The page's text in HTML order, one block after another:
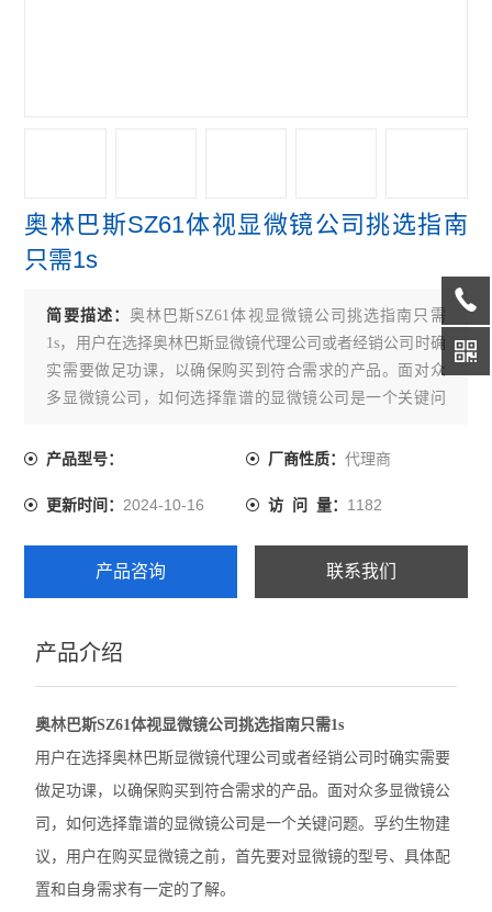
奥林巴斯BX51荧光显微镜
奥林巴斯CKX31倒置显微镜
奥林巴斯CKX41倒置显微镜
Leica徕卡S9 E体视显微镜
尼康SMZ1270体视显微镜
奥林巴斯GX53倒置显微镜
奥林巴斯CX22生物显微镜
Leica徕卡A60 F体视显微镜
Leica徕卡M165 C体视显微镜
Leica徕卡M50体视显微镜
奥林巴斯BX63生物显微镜
徕卡M125 C体视显微镜
奥林巴斯SZ61体视显微镜公司挑选指南
只需1s
简要描述： 奥林巴斯SZ61体视显微镜公司挑选指南只需
1s，用户在选择奥林巴斯显微镜代理公司或者经销公司时确
实需要做足功课，以确保购买到符合需求的产品。面对众
多显微镜公司，如何选择靠谱的显微镜公司是一个关键问
微镜的型号、具体配置和自身需求有一定的了解。
产品型号： 厂商性质： 代理商
更新时间：2024-10-16 访 问 量： 1182
产品咨询 联系我们
产品介绍
奥林巴斯SZ61体视显微镜公司挑选指南只需1s
用户在选择奥林巴斯显微镜代理公司或者经销公司时确实需要
做足功课，以确保购买到符合需求的产品。面对众多显微镜公
司，如何选择靠谱的显微镜公司是一个关键问题。孚约生物建
议，用户在购买显微镜之前，首先要对显微镜的型号、具体配
置和自身需求有一定的了解。